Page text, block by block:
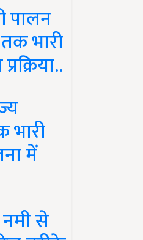
पालन
भारी
भारी
में
से